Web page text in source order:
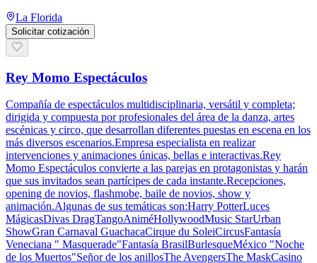
La Florida
Solicitar cotización
Rey Momo Espectáculos
Compañía de espectáculos multidisciplinaria, versátil y completa;
dirigida y compuesta por profesionales del área de la danza, artes
escénicas y circo, que desarrollan diferentes puestas en escena en los
más diversos escenarios.Empresa especialista en realizar
intervenciones y animaciones únicas, bellas e interactivas.Rey
Momo Espectáculos convierte a las parejas en protagonistas y harán
que sus invitados sean partícipes de cada instante.Recepciones,
opening de novios, flashmobe, baile de novios, show y
animación.Algunas de sus temáticas son:Harry PotterLuces
MágicasDivas DragTangoAniméHollywoodMusic StarUrban
ShowGran Carnaval GuachacaCirque du SoleiCircusFantasía
Veneciana " Masquerade"Fantasía BrasilBurlesqueMéxico "Noche
de los Muertos"Señor de los anillosThe AvengersThe MaskCasino